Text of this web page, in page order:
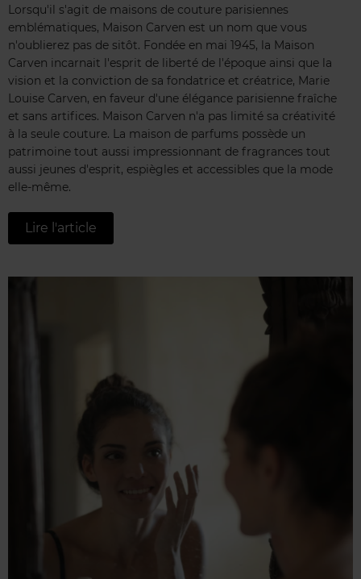
Lorsqu'il s'agit de maisons de couture parisiennes
emblématiques, Maison Carven est un nom que vous
n'oublierez pas de sitôt. Fondée en mai 1945, la Maison
Carven incarnait l'esprit de liberté de l'époque ainsi que la
vision et la conviction de sa fondatrice et créatrice, Marie
Louise Carven, en faveur d'une élégance parisienne fraîche
et sans artifices. Maison Carven n'a pas limité sa créativité
à la seule couture. La maison de parfums possède un
patrimoine tout aussi impressionnant de fragrances tout
aussi jeunes d'esprit, espiègles et accessibles que la mode
elle-même.
Lire l'article